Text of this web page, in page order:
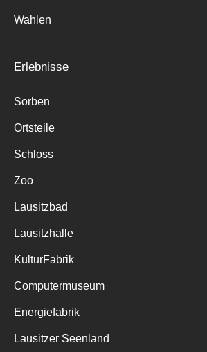
Wahlen
Erlebnisse
Sorben
Ortsteile
Schloss
Zoo
Lausitzbad
Lausitzhalle
KulturFabrik
Computermuseum
Energiefabrik
Lausitzer Seenland